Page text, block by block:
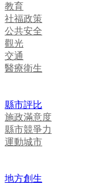
教育
社福政策
公共安全
觀光
交通
醫療衛生
縣市評比
施政滿意度
縣市競爭力
運動城市
地方創生